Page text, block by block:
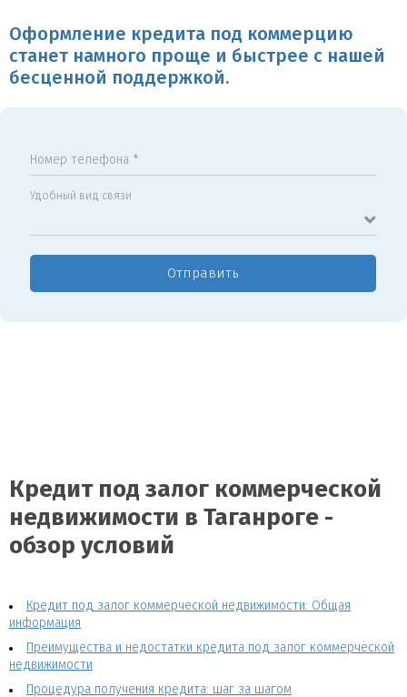
Оформление кредита под коммерцию
станет намного проще и быстрее с нашей
бесценной поддержкой.
Номер телефона *
Удобный вид связи
Отправить
Кредит под залог коммерческой
недвижимости в Таганроге -
обзор условий
Кредит под залог коммерческой недвижимости: Общая
информация
Преимущества и недостатки кредита под залог коммерческой
недвижимости
Процедура получения кредита: шаг за шагом